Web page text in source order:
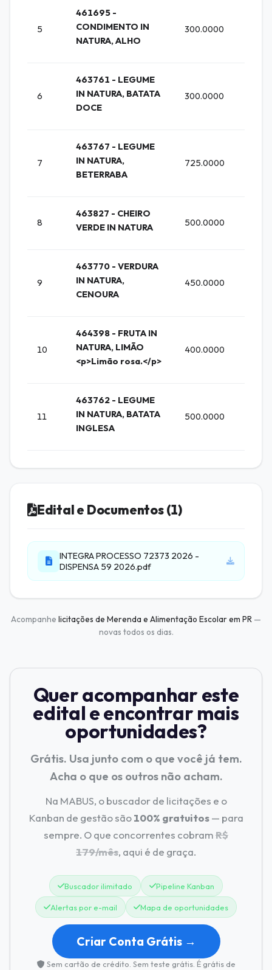
5
461695 -
CONDIMENTO IN
NATURA, ALHO
300.0000
6
463761 - LEGUME
IN NATURA, BATATA
DOCE
300.0000
7
463767 - LEGUME
IN NATURA,
BETERRABA
725.0000
8
463827 - CHEIRO
VERDE IN NATURA
500.0000
9
463770 - VERDURA
IN NATURA,
CENOURA
450.0000
10
464398 - FRUTA IN
NATURA, LIMÃO
<p>Limão rosa.</p>
400.0000
11
463762 - LEGUME
IN NATURA, BATATA
INGLESA
500.0000
Edital e Documentos (1)
INTEGRA PROCESSO 72373 2026 -
DISPENSA 59 2026.pdf
Acompanhe licitações de Merenda e Alimentação Escolar em PR —
novas todos os dias.
Quer acompanhar este
edital e encontrar mais
oportunidades?
Grátis. Usa junto com o que você já tem.
Acha o que os outros não acham.
Na MABUS, o buscador de licitações e o
Kanban de gestão são100% gratuitos— para
sempre. O que concorrentes cobramR$
179/mês, aqui é de graça.
Buscador ilimitado Pipeline Kanban
Alertas por e-mail Mapa de oportunidades
Criar Conta Grátis →
Sem cartão de crédito. Sem teste grátis. É grátis de